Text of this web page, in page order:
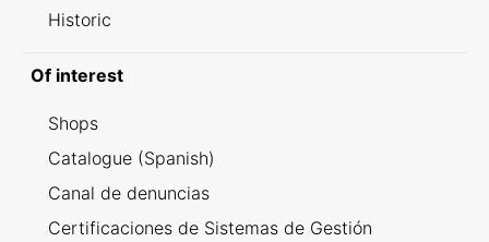
Historic
Of interest
Shops
Catalogue (Spanish)
Canal de denuncias
Certificaciones de Sistemas de Gestión